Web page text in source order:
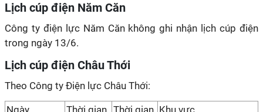
Lịch cúp điện Năm Căn
Công ty điện lực Năm Căn không ghi nhận lịch cúp điện
trong ngày 13/6.
Lịch cúp điện Châu Thới
Theo Công ty Điện lực Châu Thới:
Ngày Thời gian Thời gian Khu vực